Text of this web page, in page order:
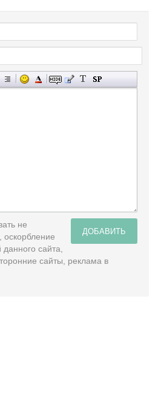
ДОБАВИТЬ
не
оскорбление
сайта,
сайты, реклама в